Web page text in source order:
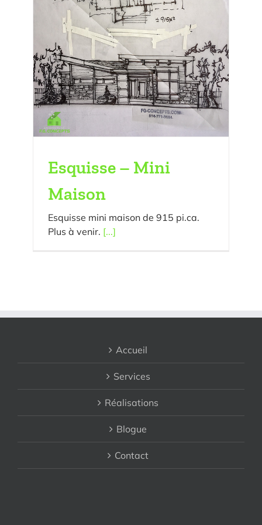
Esquisse – Mini
Maison
Esquisse mini maison de 915 pi.ca.
Plus à venir. [...]
Accueil
Services
Réalisations
Blogue
Contact